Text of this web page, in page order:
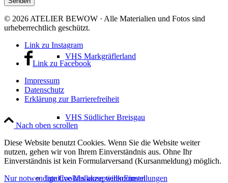
VHS Markgräflerland
VHS Südlicher Breisgau
Intuitive Malkurse willkommen
© 2026 ATELIER BEWOW · Alle Materialien und Fotos sind
urheberrechtlich geschützt.
Link zu Instagram
Link zu Facebook
Impressum
Datenschutz
Erklärung zur Barrierefreiheit
Nach oben scrollen
Diese Website benutzt Cookies. Wenn Sie die Website weiter
nutzen, gehen wir von Ihrem Einverständnis aus. Ohne Ihr
Einverständnis ist kein Formularversand (Kursanmeldung) möglich.
Nur notwendige Cookies akzeptierenEinstellungen